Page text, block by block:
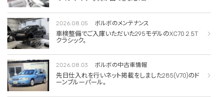
2026.08.05 ボルボのメンテナンス
車検整備でご入庫いただいた295モデルのXC70 2.5T
クラシック。
2026.08.03 ボルボの中古車情報
先日仕入れを行いネット掲載をしました285(V70)のド
ーンブルーパール。